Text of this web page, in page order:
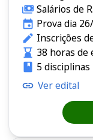
Salários de
Prova dia
Inscrições
38 horas de
5 disciplinas
Ver edital